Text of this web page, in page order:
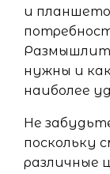
и
нужны и
наиболее
Не
поскольку
различные